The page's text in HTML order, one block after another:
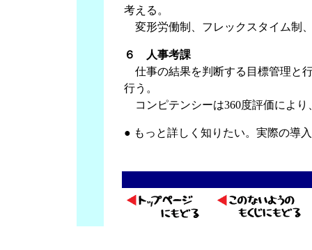
考える。
変形労働制、フレックスタイム制
６ 人事考課
仕事の結果を判断する目標管理と
行う。
コンピテンシーは360度評価に
● もっと詳しく知りたい。実際の